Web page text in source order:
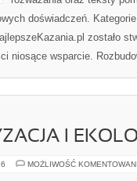
doświadczeń.
zostało
niosące wsparcie.
I
MOŻLIWOŚĆ